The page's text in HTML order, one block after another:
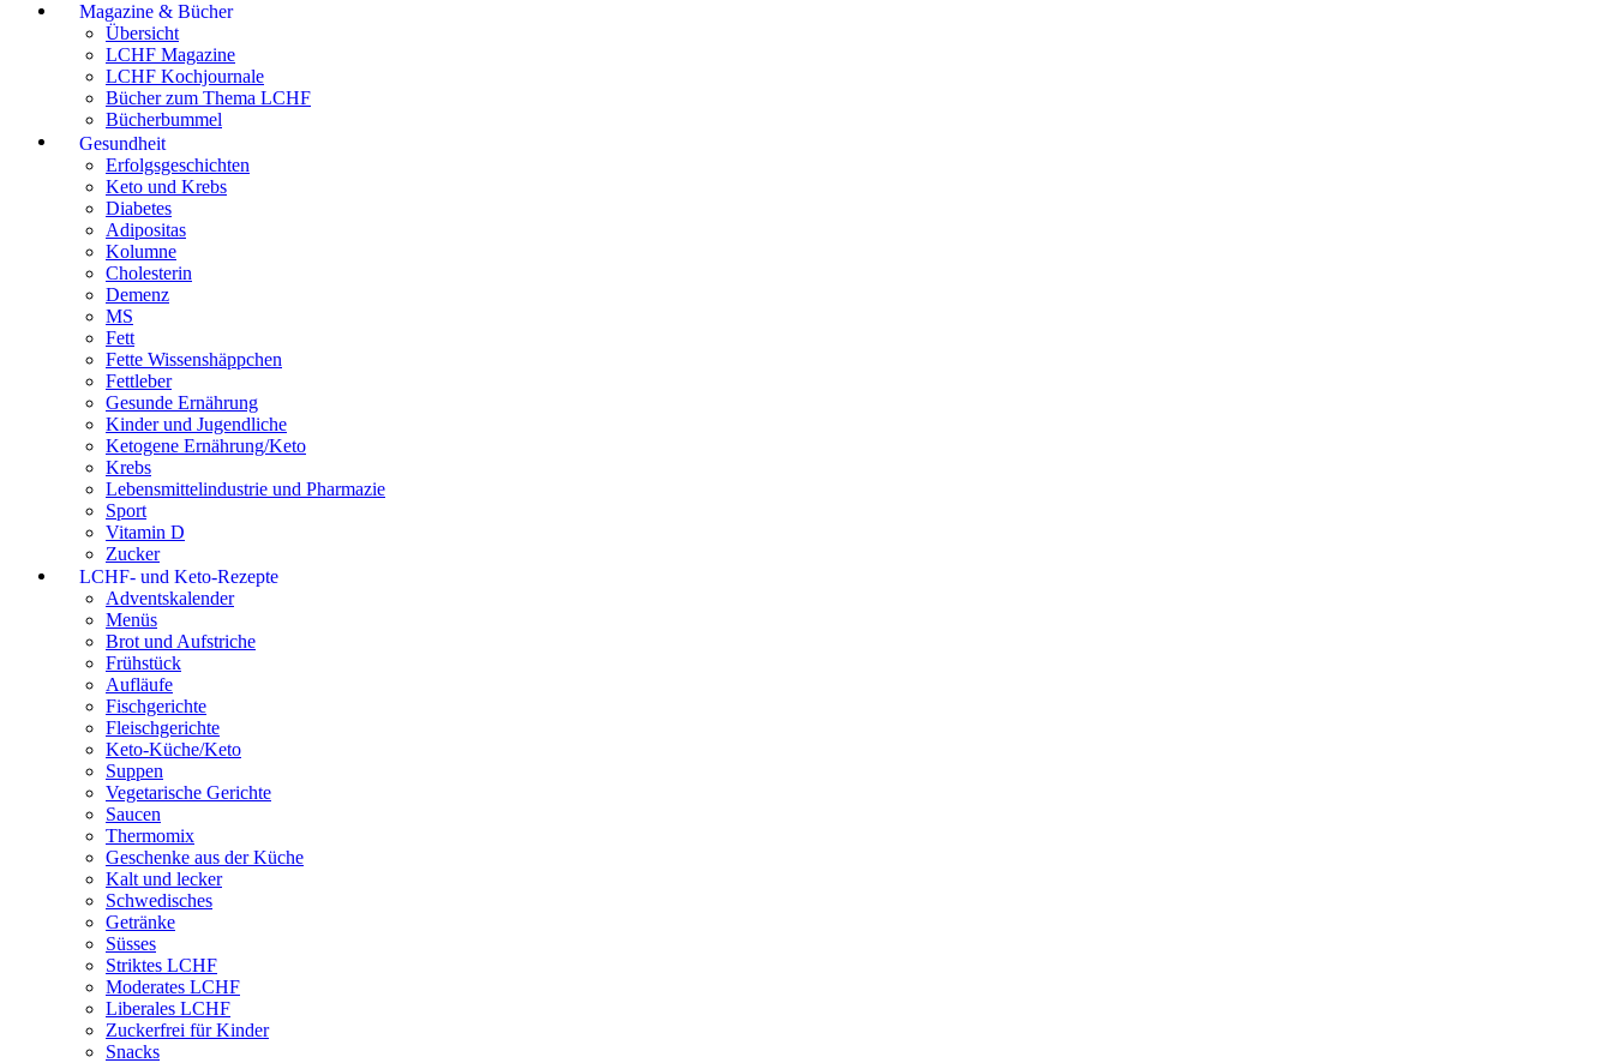
Magazine & Bücher
Übersicht
LCHF Magazine
LCHF Kochjournale
Bücher zum Thema LCHF
Bücherbummel
Gesundheit
Erfolgsgeschichten
Keto und Krebs
Diabetes
Adipositas
Kolumne
Cholesterin
Demenz
MS
Fett
Fette Wissenshäppchen
Fettleber
Gesunde Ernährung
Kinder und Jugendliche
Ketogene Ernährung/Keto
Krebs
Lebensmittelindustrie und Pharmazie
Sport
Vitamin D
Zucker
LCHF- und Keto-Rezepte
Adventskalender
Menüs
Brot und Aufstriche
Frühstück
Aufläufe
Fischgerichte
Fleischgerichte
Keto-Küche/Keto
Suppen
Vegetarische Gerichte
Saucen
Thermomix
Geschenke aus der Küche
Kalt und lecker
Schwedisches
Getränke
Süsses
Striktes LCHF
Moderates LCHF
Liberales LCHF
Zuckerfrei für Kinder
Snacks